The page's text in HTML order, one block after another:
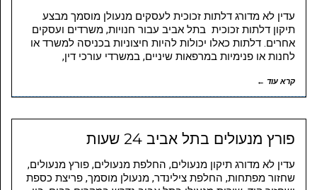
עדין לא מדורג דלתות זכוכית לעסקים מנעולן מוסמך מבצע
תיקון דלתות זכוכית בתל אביב עבור חנויות, משרדים ועסקים
אחרים. דלתות כאלו יכולות להיות חיצוניות בכניסה למשרד או
לחנות או פנימיות במרפאות שיניים, במשרדי עורכי דין,
קרא עוד ←
פורץ מנעולים בתל אביב 24 שעות
עדין לא מדורג תיקון מנעולים, החלפת מנעולים, פורץ מנעולים,
שחזור מפתחות, החלפת צילינדר, מנעולן מוסמך, פריצת כספת